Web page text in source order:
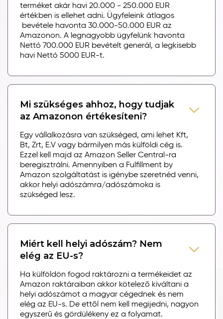
terméket akár havi 20.000 - 250.000 EUR
értékben is ellehet adni. Ügyfeleink átlagos
bevétele havonta 30.000-50.000 EUR az
Amazonon. A legnagyobb ügyfelünk havonta
Nettó 700.000 EUR bevételt generál, a legkisebb
havi Nettó 5000 EUR-t.
Mi szükséges ahhoz, hogy tudjak
az Amazonon értékesíteni?
Egy vállalkozásra van szükséged, ami lehet Kft,
Bt, Zrt, E.V vagy bármilyen más külföldi cég is.
Ezzel kell majd az Amazon Seller Central-ra
beregisztrálni. Amennyiben a Fulfillment by
Amazon szolgáltatást is igénybe szeretnéd venni,
akkor helyi adószámra/adószámoka is
szükséged lesz.
Miért kell helyi adószám? Nem
elég az EU-s?
Ha külföldön fogod raktározni a termékeidet az
Amazon raktáraiban akkor kötelező kiváltani a
helyi adószámot a magyar cégednek és nem
elég az EU-s. De ettől nem kell megijedni, nagyon
egyszerű és gördülékeny ez a folyamat.